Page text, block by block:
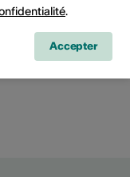
.
Accepter